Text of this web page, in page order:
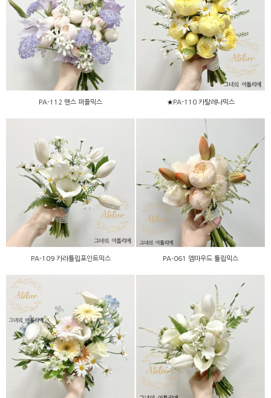
PA-112 맨스 퍼플믹스
PA-112 맨스 퍼플믹스
★PA-110 카탈레나믹스
★PA-110 카탈레나믹스
PA-109 카라튤립포인트믹
스
PA-109 카라튤립포인트믹스
PA-061 엠마우드 튤립믹스
PA-061 엠마우드 튤립믹스
PC-107 시즌파스텔믹스
PC-105 화이트카라 튤립믹
스